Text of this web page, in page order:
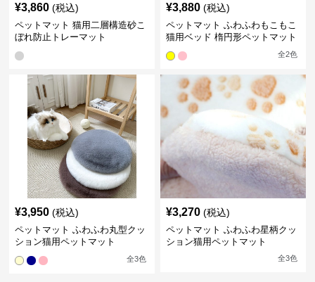
¥3,860 (税込)
ペットマット 猫用二層構造砂こ
ぼれ防止トレーマット
¥3,880 (税込)
ペットマット ふわふわもこもこ
猫用ベッド 楕円形ペットマット
全2色
¥3,950 (税込)
ペットマット ふわふわ丸型クッ
ション猫用ペットマット
全3色
¥3,270 (税込)
ペットマット ふわふわ星柄クッ
ション猫用ペットマット
全3色